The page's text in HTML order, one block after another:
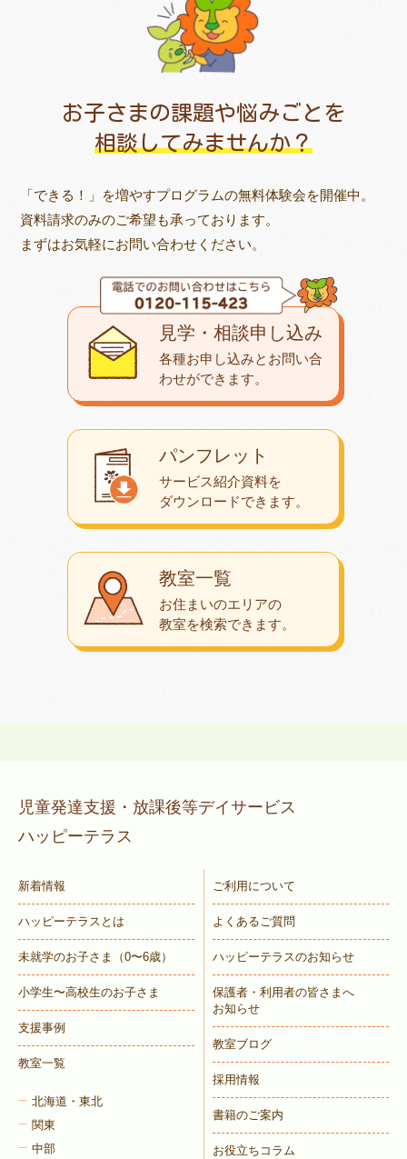
お子さまの課題や悩みごとを
相談してみませんか？
「できる！」を増やすプログラムの無料体験会を開催中。
資料請求のみのご希望も承っております。
まずはお気軽にお問い合わせください。
教室一覧
お住まいのエリアの
教室を検索できます。
パンフレット
サービス紹介資料を
ダウンロードできます。
見学・相談申し込み
各種お申し込みとお問い合
わせができます。
児童発達支援・放課後等デイサービス
ハッピーテラス
新着情報
ハッピーテラスとは
未就学のお子さま （0〜6歳）
小学生〜高校生のお子さま
支援事例
教室一覧
北海道・東北
関東
中部
ご利用について
よくあるご質問
ハッピーテラスのお知らせ
保護者・利用者の皆さまへ
お知らせ
教室ブログ
採用情報
書籍のご案内
お役立ちコラム